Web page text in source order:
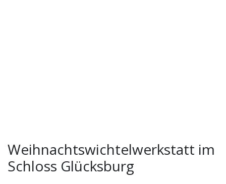
Weihnachtswichtelwerkstatt im
Schloss Glücksburg